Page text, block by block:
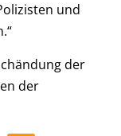
und
der
der